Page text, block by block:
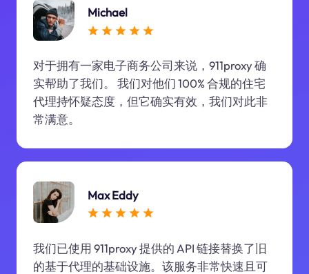
Michael
对于拥有一家电子商务公司来说，911proxy 确
实帮助了我们。 我们对他们 100% 合规的住宅
代理持怀疑态度，但它确实有效，我们对此非
常满意。
Max Eddy
我们已使用 911proxy 提供的 API 链接替换了旧
的基于代理的基础设施。该服务非常快速且可